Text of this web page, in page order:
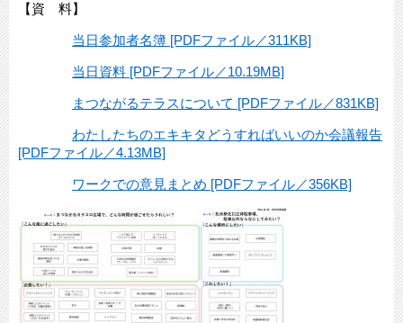
【資 料】
当日参加者名簿 [PDFファイル／311KB]
当日資料 [PDFファイル／10.19MB]
まつながるテラスについて [PDFファイル／831KB]
わたしたちのエキキタどうすればいいのか会議報告
[PDFファイル／4.13MB]
ワークでの意見まとめ [PDFファイル／356KB]